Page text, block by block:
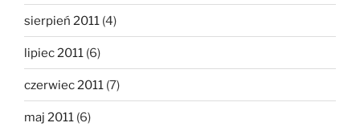
sierpień 2011 (4)
lipiec 2011 (6)
czerwiec 2011 (7)
maj 2011 (6)